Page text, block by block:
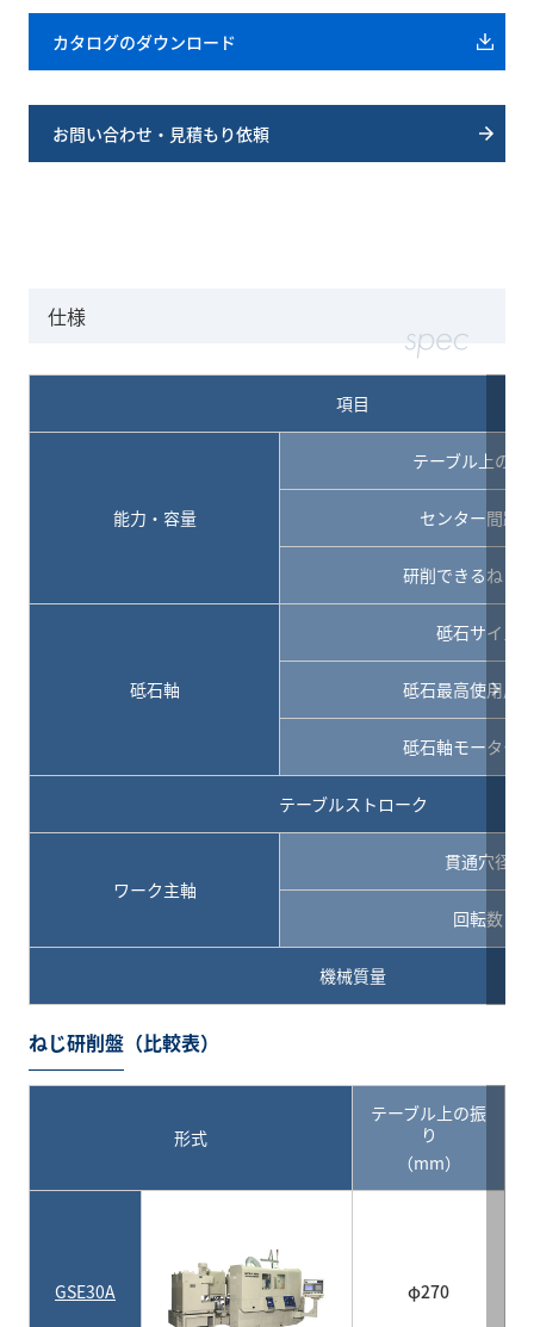
カタログのダウンロード
お問い合わせ・見積もり依頼
仕様
項目
能力・容量
テーブル上の振
センター間距
研削できるねじ
砥石軸
砥石サイズ
砥石最高使用周
砥石軸モーター
テーブルストローク
ワーク主軸
貫通穴径
回転数
機械質量
ねじ研削盤（比較表）
形式
テーブル上の振
り
（mm）
GSE30A φ270